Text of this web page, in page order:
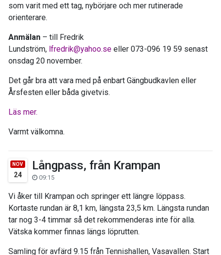
som varit med ett tag, nybörjare och mer rutinerade
orienterare.
Anmälan – till Fredrik
Lundström, lfredrik@yahoo.se eller 073-096 19 59 senast
onsdag 20 november.
Det går bra att vara med på enbart Gängbudkavlen eller
Årsfesten eller båda givetvis.
Läs mer.
Varmt välkomna.
NOV
24
Långpass, från Krampan
09:15
Vi åker till Krampan och springer ett längre löppass.
Kortaste rundan är 8,1 km, längsta 23,5 km. Längsta rundan
tar nog 3-4 timmar så det rekommenderas inte för alla.
Vätska kommer finnas längs löprutten.
Samling för avfärd 9.15 från Tennishallen, Vasavallen. Start